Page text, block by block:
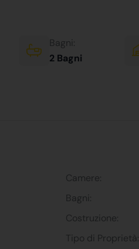
Bagni:
2 Bagni
Camere:
Bagni:
Costruzione:
Tipo di Proprietà: